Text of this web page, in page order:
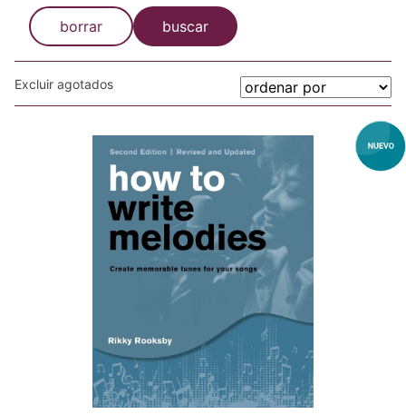
borrar buscar
Excluir agotados